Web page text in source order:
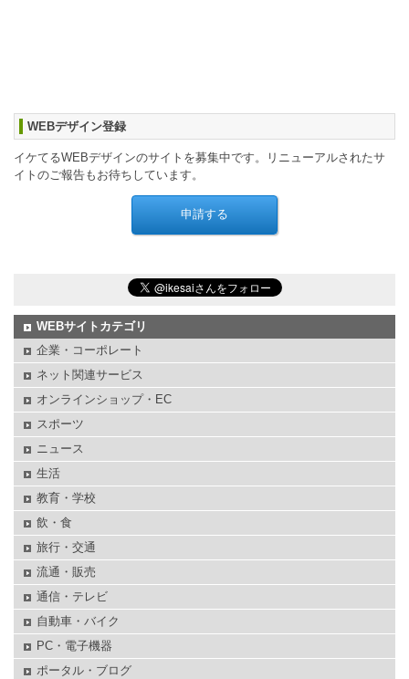
WEBデザイン登録
イケてるWEBデザインのサイトを募集中です。リニューアルされたサ
イトのご報告もお待ちしています。
WEBサイトカテゴリ
企業・コーポレート
ネット関連サービス
オンラインショップ・EC
スポーツ
ニュース
生活
教育・学校
飲・食
旅行・交通
流通・販売
通信・テレビ
自動車・バイク
PC・電子機器
ポータル・ブログ